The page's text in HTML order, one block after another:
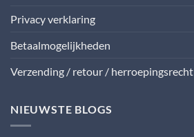
Privacy verklaring
Betaalmogelijkheden
Verzending / retour / herroepingsrecht
NIEUWSTE BLOGS